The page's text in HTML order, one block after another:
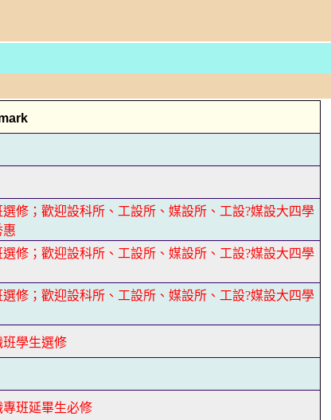
修；歡迎設科所、工設所、媒設所、工設?媒設大四學
惠
修；歡迎設科所、工設所、媒設所、工設?媒設大四學
修；歡迎設科所、工設所、媒設所、工設?媒設大四學
班學生選修
專班延畢生必修